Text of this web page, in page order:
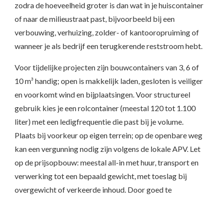
zodra de hoeveelheid groter is dan wat in je huiscontainer
of naar de milieustraat past, bijvoorbeeld bij een
verbouwing, verhuizing, zolder- of kantooropruiming of
wanneer je als bedrijf een terugkerende reststroom hebt.
Voor tijdelijke projecten zijn bouwcontainers van 3, 6 of
10 m³ handig; open is makkelijk laden, gesloten is veiliger
en voorkomt wind en bijplaatsingen. Voor structureel
gebruik kies je een rolcontainer (meestal 120 tot 1.100
liter) met een ledigfrequentie die past bij je volume.
Plaats bij voorkeur op eigen terrein; op de openbare weg
kan een vergunning nodig zijn volgens de lokale APV. Let
op de prijsopbouw: meestal all-in met huur, transport en
verwerking tot een bepaald gewicht, met toeslag bij
overgewicht of verkeerde inhoud. Door goed te